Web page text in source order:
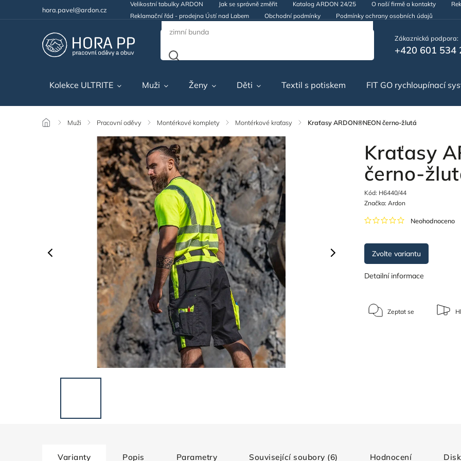
hora.pavel@ardon.cz
Velikostní tabulky ARDON Jak se správně změřit Katalog ARDON 24/25 O naší firmě a kontakty
Reklamační řád - prodejna Ústí nad Labem
Obchodní podmínky Podmínky ochrany osobních údajů
Zákaznická podpora:
+420 601 534
Kolekce ULTRITE Muži Ženy Děti Textil s potiskem FIT GO rychloupínací
/ Muži / Pracovní oděvy / Montérkové komplety / Montérkové kraťasy / Kraťasy ARDON®NEON černo-žlutá
Kraťasy
černo-
Kód: H6440/44
Neohodnoceno
Značka: Ardon
Zvolte variantu
Detailní informace
Zeptat se
Varianty Popis Parametry Související soubory (6) Hodnocení